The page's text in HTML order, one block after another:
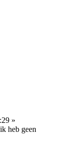
»
heb geen